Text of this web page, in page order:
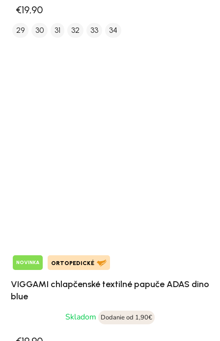
€19,90
29 30 31 32 33 34
NOVINKA ORTOPEDICKÉ
VIGGAMI chlapčenské textilné papuče ADAS dino
blue
Skladom
Dodanie od 1,90€